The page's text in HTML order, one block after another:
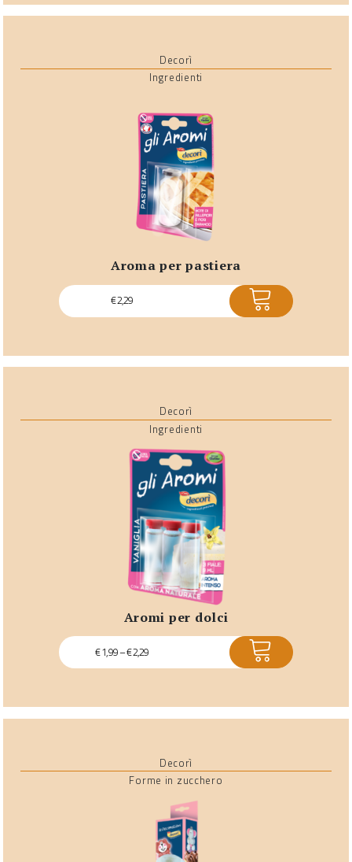
Decorì
Ingredienti
aroma per pastiera
€2,29 ACQUISTA
Decorì
Ingredienti
aromi per dolci
€1,99–€2,29 ACQUISTA
Decorì
Forme in zucchero